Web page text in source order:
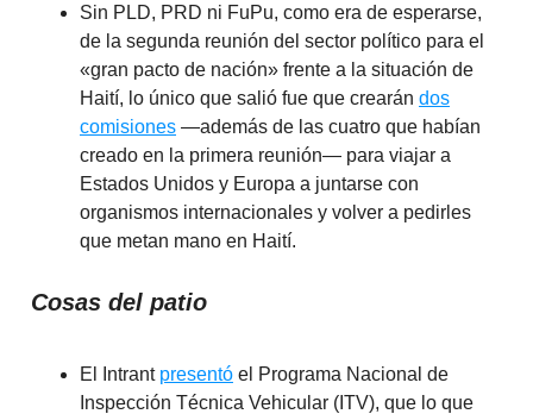
Sin PLD, PRD ni FuPu, como era de esperarse,
de la segunda reunión del sector político para el
«gran pacto de nación» frente a la situación de
Haití, lo único que salió fue que crearán dos
comisiones —además de las cuatro que habían
creado en la primera reunión— para viajar a
Estados Unidos y Europa a juntarse con
organismos internacionales y volver a pedirles
que metan mano en Haití.
Cosas del patio
El Intrant presentó el Programa Nacional de
Inspección Técnica Vehicular (ITV), que lo que